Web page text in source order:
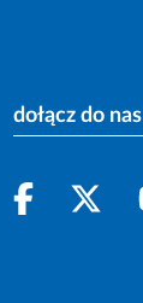
dołącz do nas